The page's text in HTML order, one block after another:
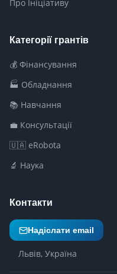
Про Ініціативу
Категорії грантів
💰 Фінансування
🏭 Обладнання
📚 Навчання
💼 Консультації
🇺🇦 eRobota
🔬 Наука
Контакти
Надіслати email
Львів, Україна